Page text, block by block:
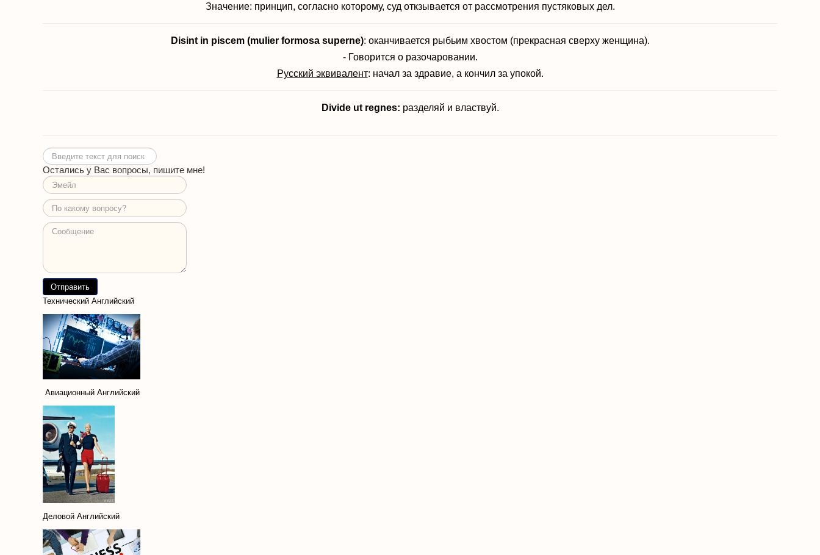
Значение: принцип, согласно которому, суд откзывается от рассмотрения пустяковых дел.
Disint in piscem (mulier formosa superne): оканчивается рыбьим хвостом (прекрасная сверху женщина).
- Говорится о разочаровании.
Русский эквивалент: начал за здравие, а кончил за упокой.
Divide ut regnes: разделяй и властвуй.
Искать...
Остались у Вас вопросы, пишите мне!
Технический Английский
Авиационный Английский
Деловой Английский